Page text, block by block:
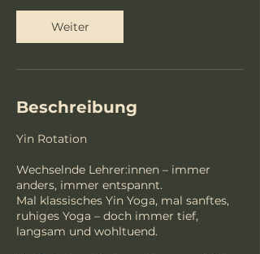
M
n
Weiter
Beschreibung
Yin Rotation
Wechselnde Lehrer:innen – immer
anders, immer entspannt.
Mal klassisches Yin Yoga, mal sanftes,
ruhiges Yoga – doch immer tief,
langsam und wohltuend.